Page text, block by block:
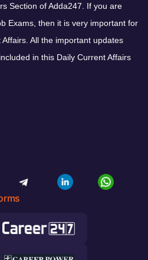
Section of Adda247. If you are
Exams, then it is very important for
All the important updates
in this Daily Current Affairs